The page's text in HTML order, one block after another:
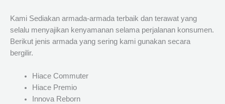
Kami Sediakan armada-armada terbaik dan terawat yang
selalu menyajikan kenyamanan selama perjalanan konsumen.
Berikut jenis armada yang sering kami gunakan secara
bergilir.
Hiace Commuter
Hiace Premio
Innova Reborn